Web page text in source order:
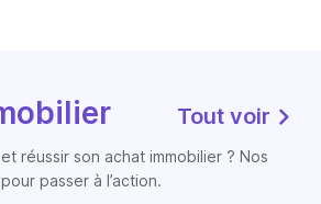
Tout voir
réussir son achat immobilier ? Nos
passer à l’action.